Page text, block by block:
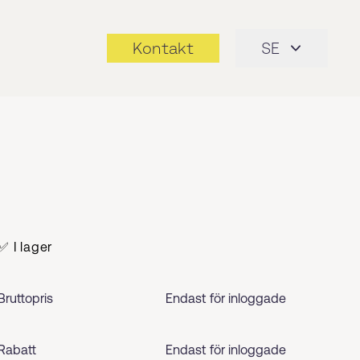
Kontakt SE
I lager
Endast för inloggade
Endast för inloggade